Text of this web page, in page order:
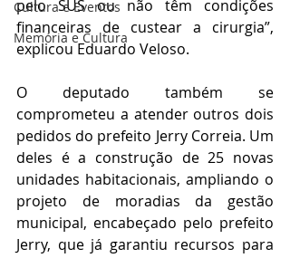
Cultura e Eventos
Memória e Cultura
pelo SUS ou não têm condições
financeiras de custear a cirurgia”,
explicou Eduardo Veloso.
O deputado também se
comprometeu a atender outros dois
pedidos do prefeito Jerry Correia. Um
deles é a construção de 25 novas
unidades habitacionais, ampliando o
projeto de moradias da gestão
municipal, encabeçado pelo prefeito
Jerry, que já garantiu recursos para